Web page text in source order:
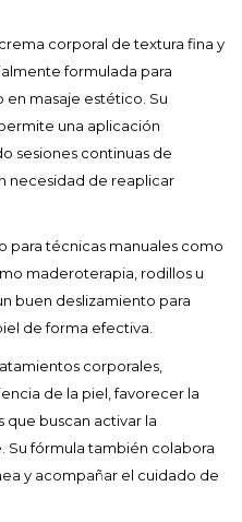
corporal de textura fina y
formulada para
masaje estético. Su
una aplicación
sesiones continuas de
necesidad de reaplicar
para técnicas manuales como
maderoterapia, rodillos u
buen deslizamiento para
de forma efectiva.
corporales,
de la piel, favorecer la
buscan activar la
Su fórmula también colabora
y acompañar el cuidado de